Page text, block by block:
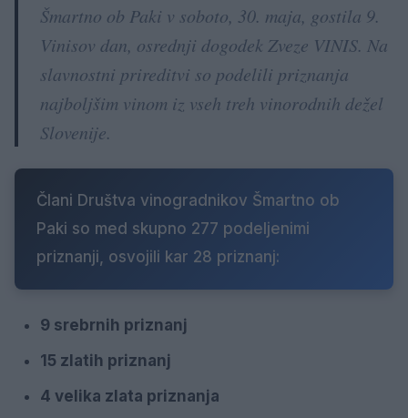
Šmartno ob Paki v soboto, 30. maja, gostila 9.
Vinisov dan, osrednji dogodek Zveze VINIS. Na
slavnostni prireditvi so podelili priznanja
najboljšim vinom iz vseh treh vinorodnih dežel
Slovenije.
Člani Društva vinogradnikov Šmartno ob
Paki so med skupno 277 podeljenimi
priznanji, osvojili kar 28 priznanj:
9 srebrnih priznanj
15 zlatih priznanj
4 velika zlata priznanja